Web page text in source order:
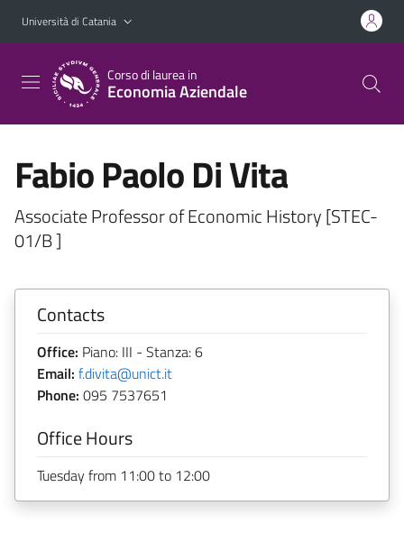
Vai al contenuto principale
Vai al menu di navigazione
Università di Catania
Corso di laurea in
Economia Aziendale
Fabio Paolo Di Vita
Associate Professor of Economic History [STEC-
01/B ]
Contacts
Office: Piano: III - Stanza: 6
Email: f.divita@unict.it
Phone: 095 7537651
Office Hours
Tuesday from 11:00 to 12:00